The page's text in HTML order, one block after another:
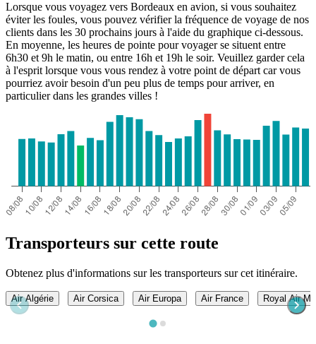
Lorsque vous voyagez vers Bordeaux en avion, si vous souhaitez
éviter les foules, vous pouvez vérifier la fréquence de voyage de nos
clients dans les 30 prochains jours à l'aide du graphique ci-dessous.
En moyenne, les heures de pointe pour voyager se situent entre
6h30 et 9h le matin, ou entre 16h et 19h le soir. Veuillez garder cela
à l'esprit lorsque vous vous rendez à votre point de départ car vous
pourriez avoir besoin d'un peu plus de temps pour arriver, en
particulier dans les grandes villes !
Transporteurs sur cette route
Obtenez plus d'informations sur les transporteurs sur cet itinéraire.
Air Algérie Air Corsica Air Europa Air France Royal Air